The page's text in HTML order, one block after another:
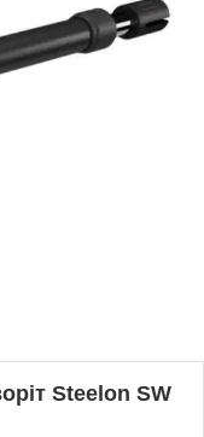
Steelon SW